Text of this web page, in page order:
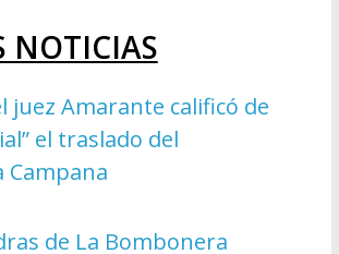
NOTICIAS
juez Amarante calificó de
el traslado del
Campana
de La Bombonera